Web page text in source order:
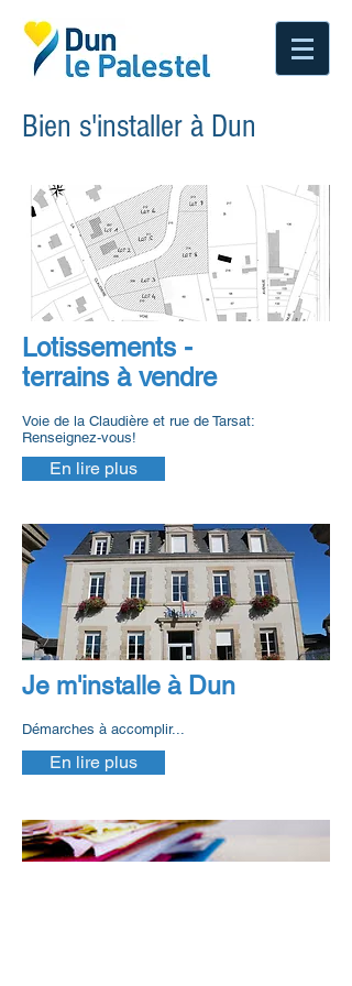
Bien s'installer à Dun
Lotissements -
terrains à vendre
Voie de la Claudière et rue de Tarsat:
Renseignez-vous!
En lire plus
Je m'installe à Dun
Démarches à accomplir...
En lire plus